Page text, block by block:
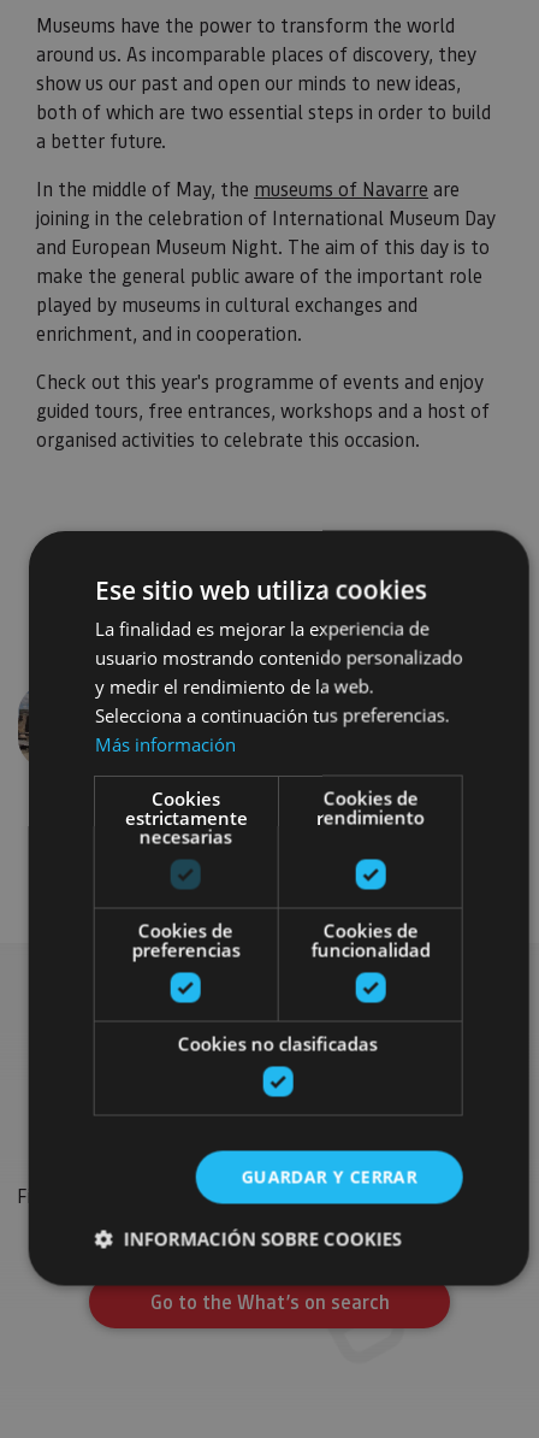
Museums have the power to transform the world
around us. As incomparable places of discovery, they
show us our past and open our minds to new ideas,
both of which are two essential steps in order to build
a better future.
In the middle of May, the museums of Navarre are
joining in the celebration of International Museum Day
and European Museum Night. The aim of this day is to
make the general public aware of the important role
played by museums in cultural exchanges and
enrichment, and in cooperation.
Check out this year's programme of events and enjoy
guided tours, free entrances, workshops and a host of
organised activities to celebrate this occasion.
Previous
Search for more
festivals and events
Find the most important festivals, shows and events on the
calendar to complete your trip in Navarre.
Go to the What’s on search
Ese sitio web utiliza cookies
La finalidad es mejorar la experiencia de
usuario mostrando contenido personalizado
y medir el rendimiento de la web.
Selecciona a continuación tus preferencias.
Más información
Cookies
estrictamente
necesarias
Cookies de
rendimiento
Cookies de
preferencias
Cookies de
funcionalidad
Cookies no clasificadas
GUARDAR Y CERRAR
INFORMACIÓN SOBRE COOKIES
Cookies estrictamente necesarias